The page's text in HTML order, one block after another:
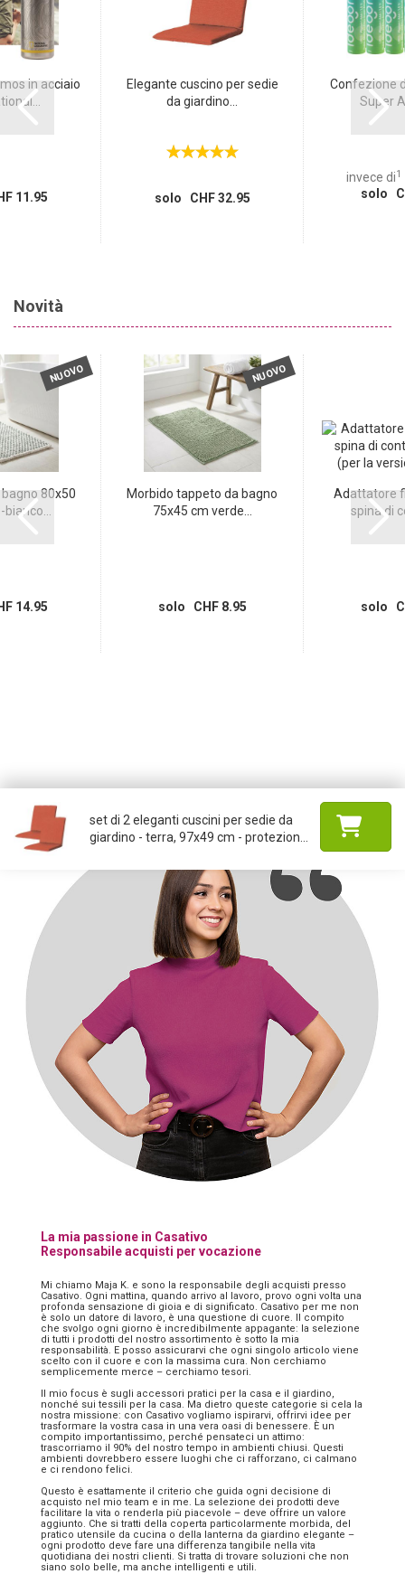
in acciaio
11.95
Elegante cuscino per sedie
da giardino...
solo CHF 32.95
Confezione
Super
invece di1
solo
Novità
NUOVO
80x50
14.95
NUOVO
Morbido tappeto da bagno
75x45 cm verde...
solo CHF 8.95
Adattatore
spina di
solo
set di 2 eleganti cuscini per sedie da
giardino - terra, 97x49 cm - protezion...
La mia passione in Casativo
Responsabile acquisti per vocazione
Mi chiamo Maja K. e sono la responsabile degli acquisti presso
Casativo. Ogni mattina, quando arrivo al lavoro, provo ogni volta una
profonda sensazione di gioia e di significato. Casativo per me non
è solo un datore di lavoro, è una questione di cuore. Il compito
che svolgo ogni giorno è incredibilmente appagante: la selezione
di tutti i prodotti del nostro assortimento è sotto la mia
responsabilità. E posso assicurarvi che ogni singolo articolo viene
scelto con il cuore e con la massima cura. Non cerchiamo
semplicemente merce – cerchiamo tesori.
Il mio focus è sugli accessori pratici per la casa e il giardino,
nonché sui tessili per la casa. Ma dietro queste categorie si cela la
nostra missione: con Casativo vogliamo ispirarvi, offrirvi idee per
trasformare la vostra casa in una vera oasi di benessere. È un
compito importantissimo, perché pensateci un attimo:
trascorriamo il 90% del nostro tempo in ambienti chiusi. Questi
ambienti dovrebbero essere luoghi che ci rafforzano, ci calmano
e ci rendono felici.
Questo è esattamente il criterio che guida ogni decisione di
acquisto nel mio team e in me. La selezione dei prodotti deve
facilitare la vita o renderla più piacevole – deve offrire un valore
aggiunto. Che si tratti della coperta particolarmente morbida, del
pratico utensile da cucina o della lanterna da giardino elegante –
ogni prodotto deve fare una differenza tangibile nella vita
quotidiana dei nostri clienti. Si tratta di trovare soluzioni che non
siano solo belle, ma anche intelligenti e utili.